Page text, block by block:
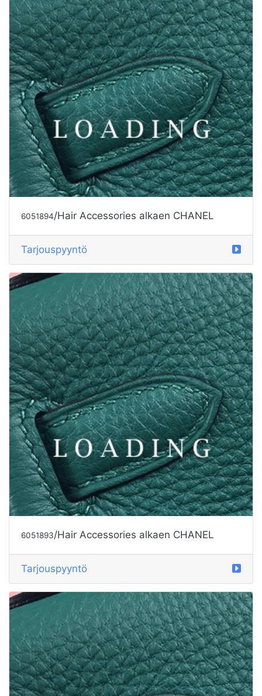
6051894/Hair Accessories alkaen CHANEL
Tarjouspyyntö
6051893/Hair Accessories alkaen CHANEL
Tarjouspyyntö